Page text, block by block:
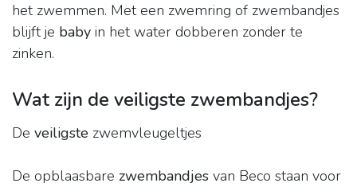
het zwemmen. Met een zwemring of zwembandjes
blijft je baby in het water dobberen zonder te
zinken.
Wat zijn de veiligste zwembandjes?
De veiligste zwemvleugeltjes
De opblaasbare zwembandjes van Beco staan voor